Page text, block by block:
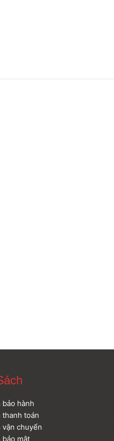
bảo hành
thanh toán
vận chuyển
bảo mật